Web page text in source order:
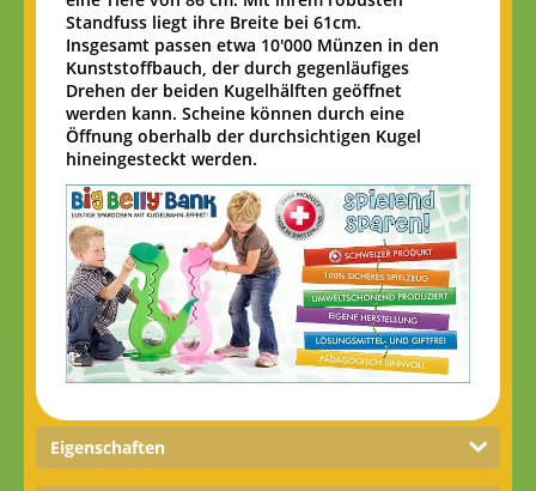
Standfuss liegt ihre Breite bei 61cm.
Insgesamt passen etwa 10'000 Münzen in den
Kunststoffbauch, der durch gegenläufiges
Drehen der beiden Kugelhälften geöffnet
werden kann. Scheine können durch eine
Öffnung oberhalb der durchsichtigen Kugel
hineingesteckt werden.
Eigenschaften